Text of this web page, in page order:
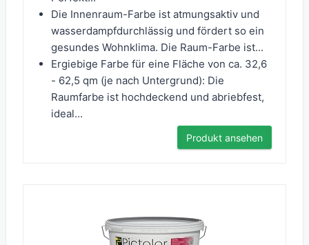
Die Innenraum-Farbe ist atmungsaktiv und
wasserdampfdurchlässig und fördert so ein
gesundes Wohnklima. Die Raum-Farbe ist...
Ergiebige Farbe für eine Fläche von ca. 32,6
- 62,5 qm (je nach Untergrund): Die
Raumfarbe ist hochdeckend und abriebfest,
ideal...
Produkt ansehen